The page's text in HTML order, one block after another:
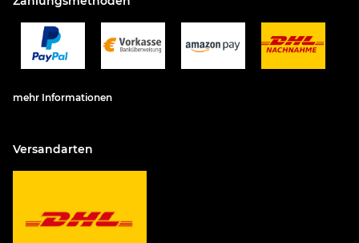
mehr Informationen
Versandarten